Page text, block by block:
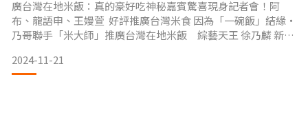
廣台灣在地米飯：真的豪好吃神秘嘉賓驚喜現身記者會！阿
布、龍語申、王嫚萱 好評推廣台灣米食 因為「一碗飯」結緣‧
乃哥聯手「米大師」推廣台灣在地米飯 綜藝天王 徐乃麟 新代
全新品牌代言記者會，正式宣布與品牌「米大師」攜手合作。
「米大師」重金禮聘，砸下七位數的代言費，看重的就是乃哥
2024-11-21